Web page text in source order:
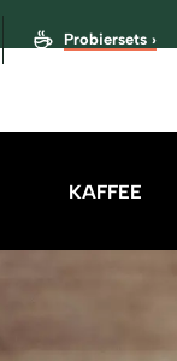
Probiersets ›
KAFFEE